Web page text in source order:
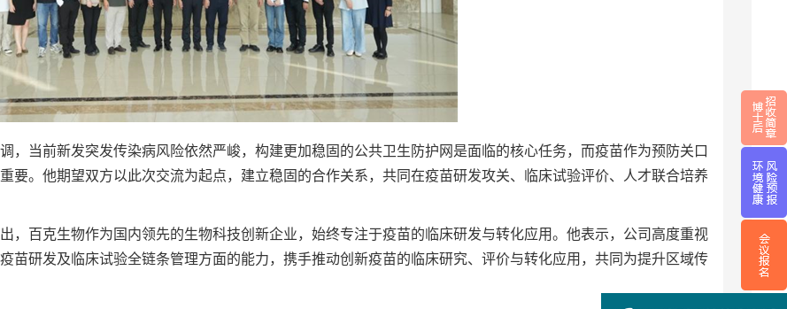
，当前新发突发传染病风险依然严峻，构建更加稳固的公共卫生防护网是面临的核心任务，而疫苗作为预防关口
要。他期望双方以此次交流为起点，建立稳固的合作关系，共同在疫苗研发攻关、临床试验评价、人才联合培养
，百克生物作为国内领先的生物科技创新企业，始终专注于疫苗的临床研发与转化应用。他表示，公司高度重视
苗研发及临床试验全链条管理方面的能力，携手推动创新疫苗的临床研究、评价与转化应用，共同为提升区域传